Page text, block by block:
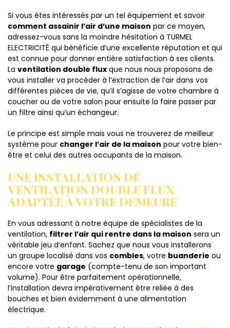
Si vous êtes intéressés par un tel équipement et savoir
comment assainir l’air d’une maison par ce moyen,
adressez-vous sans la moindre hésitation à TURMEL
ELECTRICITÉ qui bénéficie d’une excellente réputation et qui
est connue pour donner entière satisfaction à ses clients.
La ventilation double flux que nous nous proposons de
vous installer va procéder à l’extraction de l’air dans vos
différentes pièces de vie, qu’il s’agisse de votre chambre à
coucher ou de votre salon pour ensuite la faire passer par
un filtre ainsi qu’un échangeur.
Le principe est simple mais vous ne trouverez de meilleur
système pour changer l’air de la maison pour votre bien-
être et celui des autres occupants de la maison.
UNE INSTALLATION DE
VENTILATION DOUBLE FLUX
ADAPTÉE À VOTRE DEMEURE
En vous adressant à notre équipe de spécialistes de la
ventilation, filtrer l’air qui rentre dans la maison sera un
véritable jeu d’enfant. Sachez que nous vous installerons
un groupe localisé dans vos combles, votre buanderie ou
encore votre garage (compte-tenu de son important
volume). Pour être parfaitement opérationnelle,
l’installation devra impérativement être reliée à des
bouches et bien évidemment à une alimentation
électrique.